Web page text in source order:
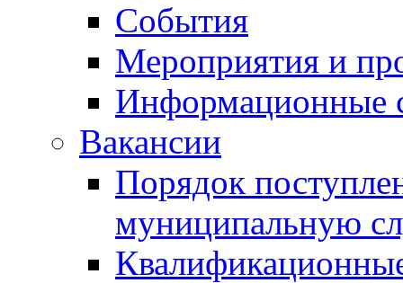
События
Мероприятия и
Информационные
Вакансии
Порядок
муниципальную